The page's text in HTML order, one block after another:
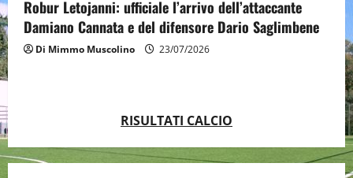
Robur Letojanni: ufficiale l’arrivo dell’attaccante
Damiano Cannata e del difensore Dario Saglimbene
Di Mimmo Muscolino 23/07/2026
RISULTATI CALCIO